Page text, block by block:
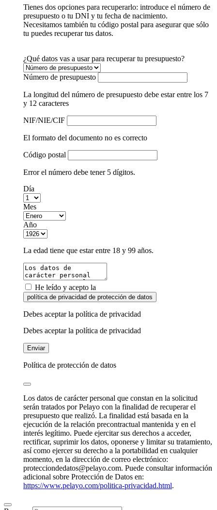
Tienes dos opciones para recuperarlo: introduce el número de
presupuesto o tu DNI y tu fecha de nacimiento.
Necesitamos también tu código postal para asegurar que sólo
tu puedes recuperar tus datos.
¿Qué datos vas a usar para recuperar tu presupuesto?
Número de presupuesto
La longitud del número de presupuesto debe estar entre los 7
y 12 caracteres
NIF/NIE/CIF
El formato del documento no es correcto
Código postal
Error el número debe tener 5 dígitos.
Día
Mes
Año
La edad tiene que estar entre 18 y 99 años.
He leído y acepto la
política de privacidad de protección de datos
Debes aceptar la política de privacidad
Debes aceptar la política de privacidad
Enviar
Política de protección de datos
Los datos de carácter personal que constan en la solicitud
serán tratados por Pelayo con la finalidad de recuperar el
presupuesto que realizó. La finalidad está basada en la
ejecución de la relación precontractual mantenida y en el
interés legítimo. Puede ejercitar sus derechos a acceder,
rectificar, suprimir los datos, oponerse y limitar su tratamiento,
así como ejercer su derecho a la portabilidad en cualquier
momento, en la dirección de correo electrónico:
protecciondedatos@pelayo.com. Puede consultar información
adicional sobre Protección de Datos en:
https://www.pelayo.com/politica-privacidad.html.